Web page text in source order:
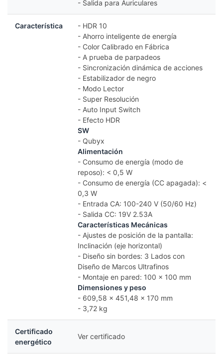
- Salida para Auriculares
Característica
- HDR 10
- Ahorro inteligente de energía
- Color Calibrado en Fábrica
- A prueba de parpadeos
- Sincronización dinámica de acciones
- Estabilizador de negro
- Modo Lector
- Super Resolución
- Auto Input Switch
- Efecto HDR
SW
- Qubyx
Alimentación
- Consumo de energía (modo de
reposo): < 0,5 W
- Consumo de energía (CC apagada): <
0,3 W
- Entrada CA: 100-240 V (50/60 Hz)
- Salida CC: 19V 2.53A
Características Mecánicas
- Ajustes de posición de la pantalla:
Inclinación (eje horizontal)
- Diseño sin bordes: 3 Lados con
Diseño de Marcos Ultrafinos
- Montaje en pared: 100 x 100 mm
Dimensiones y peso
- 609,58 x 451,48 x 170 mm
- 3,72 kg
Certificado
energético
Ver certificado